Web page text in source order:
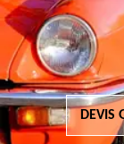
DEVIS